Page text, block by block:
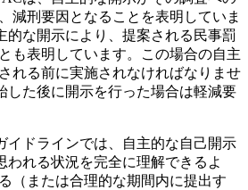
減刑要因となることを表明していま
的な開示により、提案される民事罰
も表明しています。この場合の自主
れる前に実施されなければなりませ
した後に開示を行った場合は軽減要
イドラインでは、自主的な自己開示
われる状況を完全に理解できるよ
（または合理的な期間内に提出す